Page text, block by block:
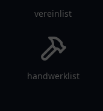
vereinlist
handwerklist